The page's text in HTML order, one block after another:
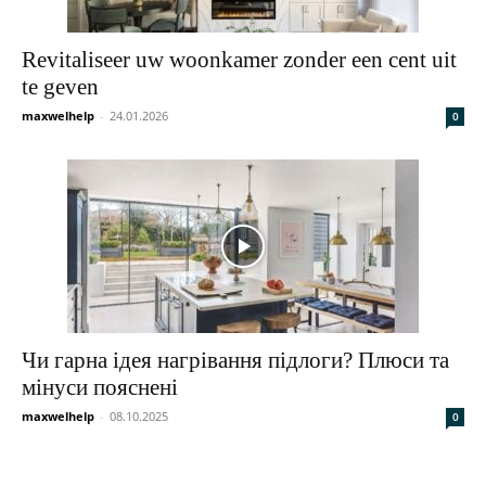
Revitaliseer uw woonkamer zonder een cent uit
te geven
maxwelhelp - 24.01.2026 0
Чи гарна ідея нагрівання підлоги? Плюси та
мінуси пояснені
maxwelhelp - 08.10.2025 0